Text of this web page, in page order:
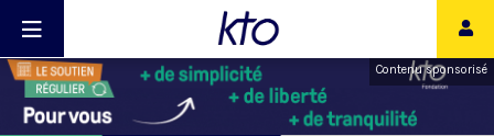
Contenu sponsorisé